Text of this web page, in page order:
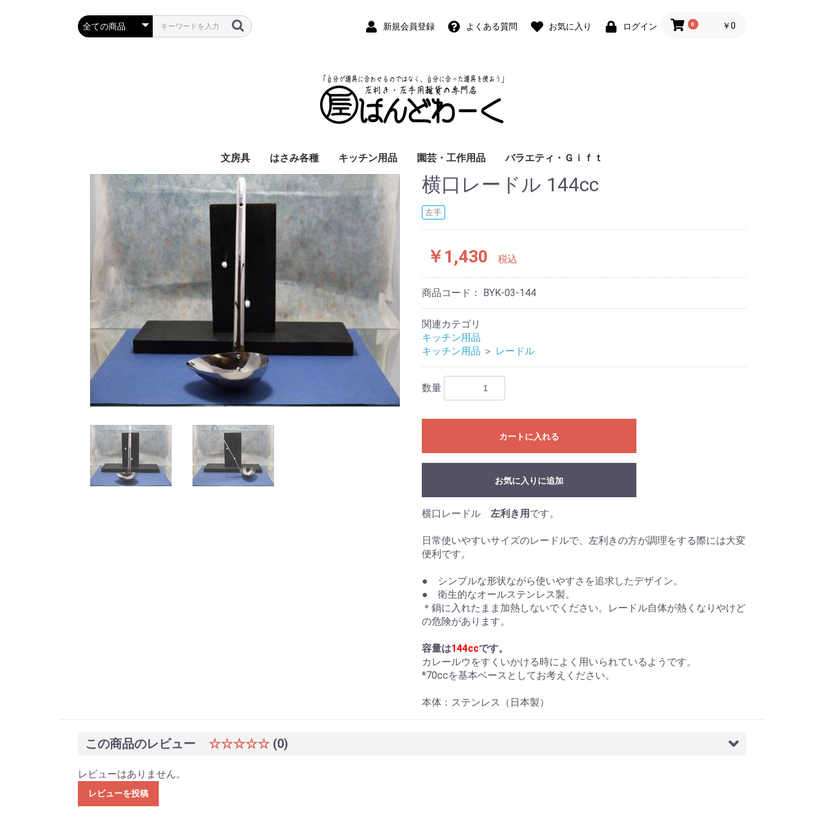
新規会員登録 よくある質問 お気に入り ログイン 0 ￥0
文房具
万年筆・筆ペン
ボールペン
鉛筆・シャープペン
定規・コンパス
彫刻刀・小刀(切出刀)
事務用品
はさみ各種
学習はさみ
事務はさみ
和裁・洋裁はさみ
美容はさみ
その他・専門はさみ
キッチン用品
洋・和包丁
横手・後手急須
レードル
調理用具
テーブル小物
園芸・工作用品
草取鎌
園芸はさみ
メジャー・曲尺
カッター
工作用具・その他
バラエティ・Ｇｉｆｔ
Wallet(財布)
時計
デジタル小物
バラエティグッズ
ファッション小物
京扇子
書籍
横口レードル 144cc
左手
￥1,430 税込
商品コード： BYK-03-144
関連カテゴリ
キッチン用品
キッチン用品 ＞ レードル
数量
カートに入れる
お気に入りに追加
横口レードル 左利き用 です。
日常使いやすいサイズのレードルで、左利きの方が調理をする際には大変
便利です。
● シンプルな形状ながら使いやすさを追求したデザイン。
● 衛生的なオールステンレス製。
＊鍋に入れたまま加熱しないでください。レードル自体が熱くなりやけど
の危険があります。
容量は144ccです。
カレールウをすくいかける時によく用いられているようです。
*70ccを基本ベースとしてお考えください。
本体：ステンレス（日本製）
この商品のレビュー ☆☆☆☆☆ (0)
レビューはありません。
レビューを投稿